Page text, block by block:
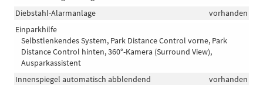
Diebstahl-Alarmanlage
vorhanden
Einparkhilfe
Selbstlenkendes System, Park Distance Control vorne, Park
Distance Control hinten, 360°-Kamera (Surround View),
Ausparkassistent
Innenspiegel automatisch abblendend
vorhanden